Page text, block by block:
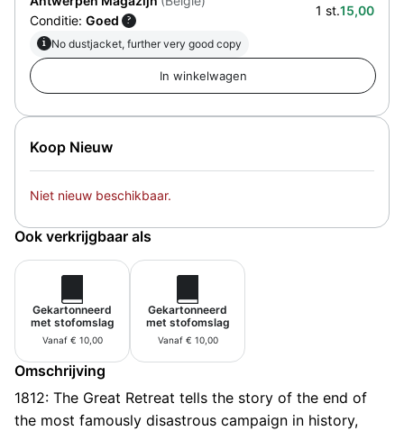
Conditie: Goed ?
1 st.15,00
i No dustjacket, further very good copy
Koop Nieuw
Niet nieuw beschikbaar.
Ook verkrijgbaar als
Gekartonneerd
met stofomslag
Vanaf € 10,00
Gekartonneerd
met stofomslag
Vanaf € 10,00
Omschrijving
1812: The Great Retreat tells the story of the end of
the most famously disastrous campaign in history,